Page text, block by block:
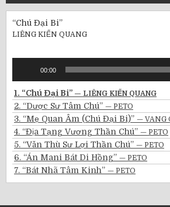
“Chú Đại Bi”
LIÊNG KIẾN QUANG
00:00
1. “Chú Đại Bi” — LIÊNG KIẾN QUANG
2. “Dược Sư Tâm Chú” — PETO
3. “Mẹ Quan Âm (Chú Đại Bi)” — VANG
4. “Địa Tạng Vương Thần Chú” — PETO
5. “Văn Thù Sư Lợi Thần Chú” — PETO
6. “Án Mani Bát Di Hồng” — PETO
7. “Bát Nhã Tâm Kinh” — PETO